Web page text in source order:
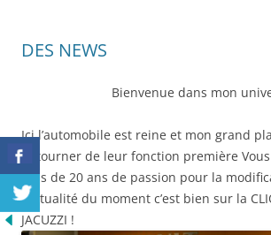
DES NEWS
Bienvenue dans mon
Ici l’automobile est reine et mon grand
détourner de leur fonction première
plus de 20 ans de passion pour la
l’actualité du moment c’est bien sur la
JACUZZI !